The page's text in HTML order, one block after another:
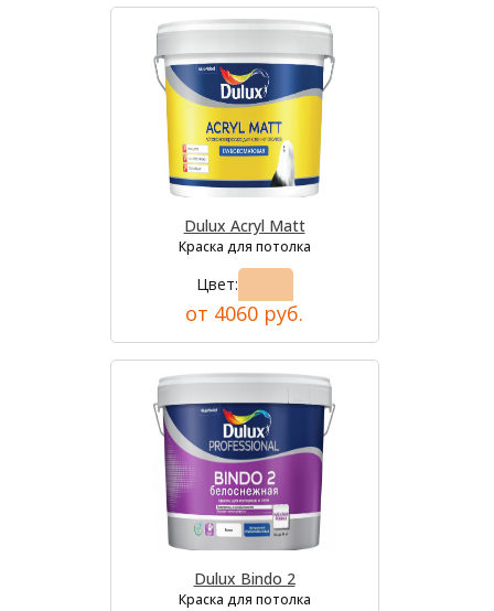
Dulux Acryl Matt
Краска для потолка
Цвет:
от 4060 руб.
Dulux Bindo 2
Краска для потолка